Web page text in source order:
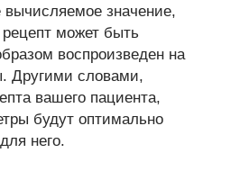
вычисляемое значение,
может быть
воспроизведен на
Другими словами,
вашего пациента,
будут оптимально
него.